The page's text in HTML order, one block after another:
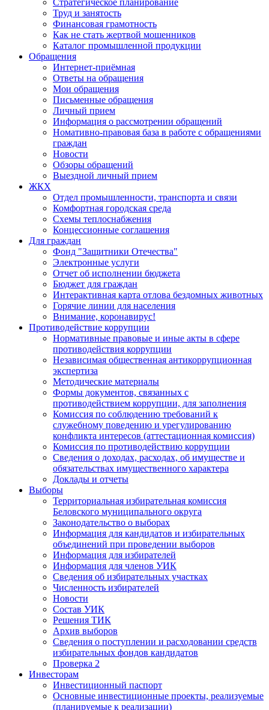
Стратегическое планирование
Труд и занятость
Финансовая грамотность
Как не стать жертвой мошенников
Каталог промышленной продукции
Обращения
Интернет-приёмная
Ответы на обращения
Мои обращения
Письменные обращения
Личный прием
Информация о рассмотрении обращений
Номативно-правовая база в работе с обращениями
граждан
Новости
Обзоры обращений
Выездной личный прием
ЖКХ
Отдел промышленности, транспорта и связи
Комфортная городская среда
Схемы теплоснабжения
Концессионные соглашения
Для граждан
Фонд "Защитники Отечества"
Электронные услуги
Отчет об исполнении бюджета
Бюджет для граждан
Интерактивная карта отлова бездомных животных
Горячие линии для населения
Внимание, коронавирус!
Противодействие коррупции
Нормативные правовые и иные акты в сфере
противодействия коррупции
Независимая общественная антикоррупционная
экспертиза
Методические материалы
Формы документов, связанных с
противодействием коррупции, для заполнения
Комиссия по соблюдению требований к
служебному поведению и урегулированию
конфликта интересов (аттестационная комиссия)
Комиссия по противодействию коррупции
Сведения о доходах, расходах, об имуществе и
обязательствах имущественного характера
Доклады и отчеты
Выборы
Территориальная избирательная комиссия
Беловского муниципального округа
Законодательство о выборах
Информация для кандидатов и избирательных
объединений при проведении выборов
Информация для избирателей
Информация для членов УИК
Сведения об избирательных участках
Численность избирателей
Новости
Состав УИК
Решения ТИК
Архив выборов
Сведения о поступлении и расходовании средств
избирательных фондов кандидатов
Проверка 2
Инвесторам
Инвестиционный паспорт
Основные инвестиционные проекты, реализуемые
(планируемые к реализации)